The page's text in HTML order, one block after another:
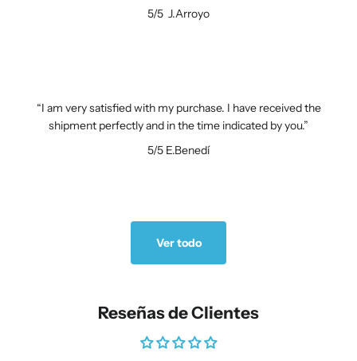
5/5 J.Arroyo
I am very satisfied with my purchase. I have received the
shipment perfectly and in the time indicated by you.
5/5 E.Benedí
Ver todo
Reseñas de Clientes